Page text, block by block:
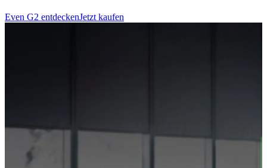
Even G2 entdeckenJetzt kaufen